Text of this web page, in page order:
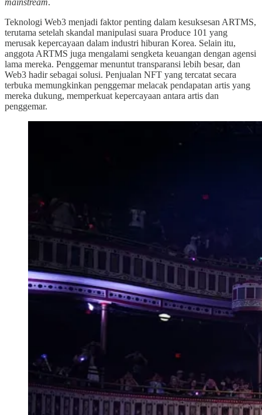
Teknologi Web3 menjadi faktor penting dalam kesuksesan ARTMS,
terutama setelah skandal manipulasi suara Produce 101 yang
merusak kepercayaan dalam industri hiburan Korea. Selain itu,
anggota ARTMS juga mengalami sengketa keuangan dengan agensi
lama mereka. Penggemar menuntut transparansi lebih besar, dan
Web3 hadir sebagai solusi. Penjualan NFT yang tercatat secara
terbuka memungkinkan penggemar melacak pendapatan artis yang
mereka dukung, memperkuat kepercayaan antara artis dan
penggemar.